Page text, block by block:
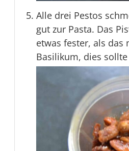
Alle drei Pestos
gut zur Pasta. Das
etwas fester, als das
Basilikum, dies